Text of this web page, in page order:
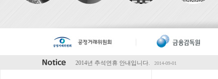
2014년 하계휴가 안내입니다. 2014-07-28